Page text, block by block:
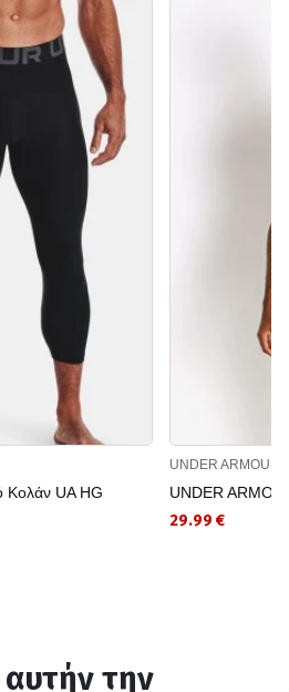
Κολάν UA HG
UNDER ARMOUR
UNDER
29.99 €
την